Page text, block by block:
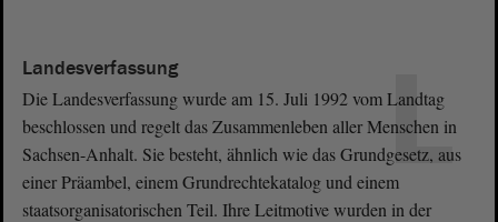
L
Landesverfassung
Die Landesverfassung wurde am 15. Juli 1992 vom Landtag
beschlossen und regelt das Zusammenleben aller Menschen in
Sachsen-Anhalt. Sie besteht, ähnlich wie das Grundgesetz, aus
einer Präambel, einem Grundrechtekatalog und einem
staatsorganisatorischen Teil. Ihre Leitmotive wurden in der